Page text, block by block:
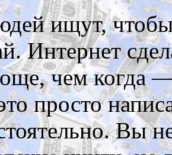
ищут, чтобы
Интернет
чем когда
просто
Вы